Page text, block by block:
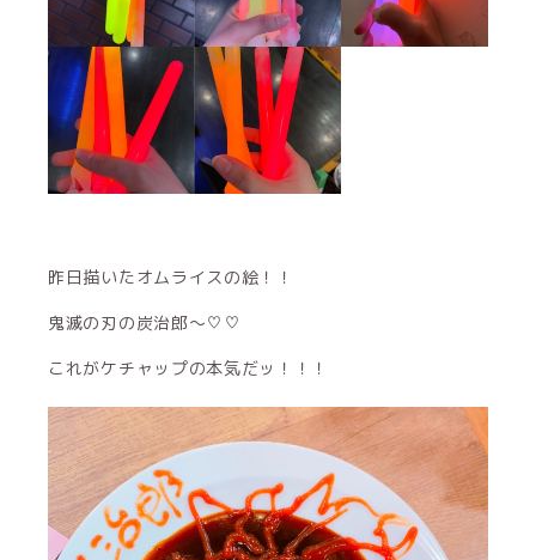
昨日描いたオムライスの絵！！
鬼滅の刃の炭治郎〜♡♡
これがケチャップの本気だッ！！！